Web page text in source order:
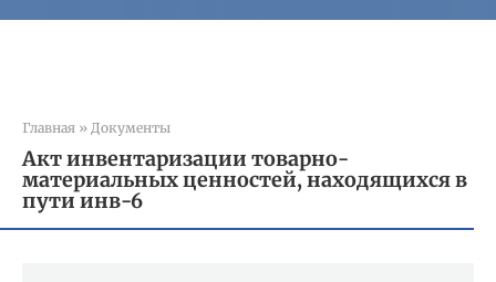
Главная » Документы
Акт инвентаризации товарно-
материальных ценностей, находящихся в
пути инв-6